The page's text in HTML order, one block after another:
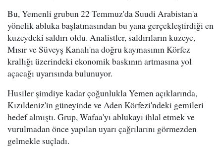
Bu, Yemenli grubun 22 Temmuz'da Suudi Arabistan'a
yönelik abluka başlatmasından bu yana gerçekleştirdiği en
kuzeydeki saldırı oldu. Analistler, saldırıların kuzeye,
Mısır ve Süveyş Kanalı'na doğru kaymasının Körfez
krallığı üzerindeki ekonomik baskının artmasına yol
açacağı uyarısında bulunuyor.
Husiler şimdiye kadar çoğunlukla Yemen açıklarında,
Kızıldeniz'in güneyinde ve Aden Körfezi'ndeki gemileri
hedef almıştı. Grup, Wafaa'yı ablukayı ihlal etmek ve
vurulmadan önce yapılan uyarı çağrılarını görmezden
gelmekle suçladı.